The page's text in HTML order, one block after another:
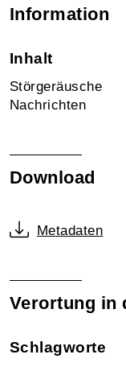
Information
Inhalt
Störgeräusche
Nachrichten
Download
Metadaten
Verortung in
Schlagworte